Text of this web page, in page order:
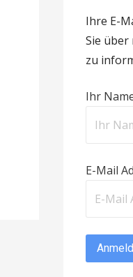
Ihre E-
Sie über
zu
Ihr
E-Mail